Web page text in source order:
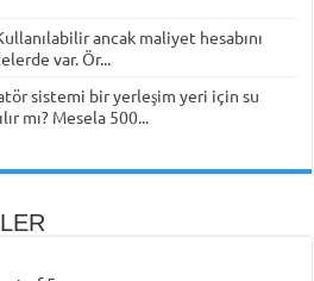
ancak maliyet hesabını
var. Ör...
sistemi bir yerleşim yeri için su
mı? Mesela 500...